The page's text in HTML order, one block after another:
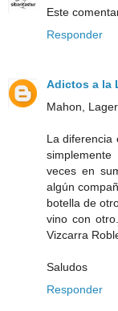
Este
Responder
Adictos a la
Mahon,
La diferencia
veces en
algún
botella de
vino con
Vizcarra
Saludos
Responder